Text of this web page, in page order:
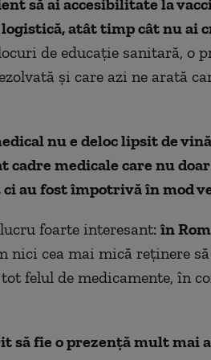
atât timp cât nu ai
de educație sanitară, o
și care azi ne arată
nu e deloc lipsit de
cadre medicale care nu
ci au fost împotrivă în mod
foarte interesant:în
nici cea mai mică reținere
felul de medicamente, în
să fie o prezență mult mai